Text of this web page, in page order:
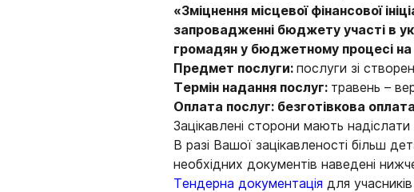
«Зміцнення місцевої фінансової
запровадженні бюджету участі в
громадян у бюджетному процесі на
Предмет послуги: послуги зі
Термін надання послуг: травень –
Оплата послуг: безготівкова оплата
Зацікавлені сторони мають надіслати
В разі Вашої зацікавленості більш
необхідних документів наведені
Тендерна документація для